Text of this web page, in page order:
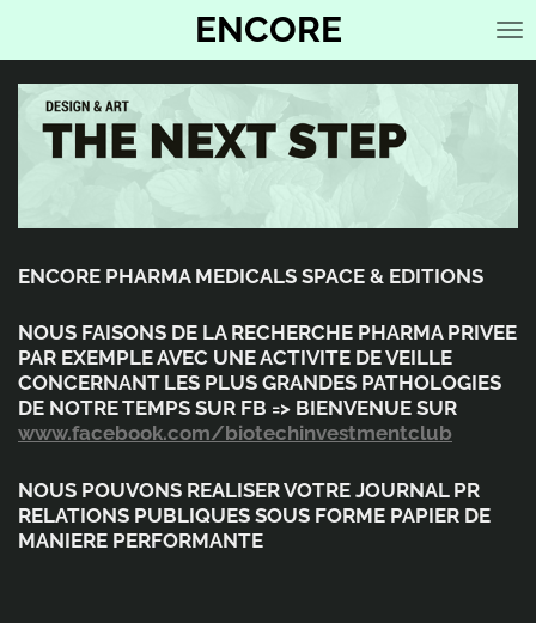
principal
ENCORE
ENCORE PHARMA MEDICALS SPACE & EDITIONS
NOUS FAISONS DE LA RECHERCHE PHARMA PRIVEE
PAR EXEMPLE AVEC UNE ACTIVITE DE VEILLE
CONCERNANT LES PLUS GRANDES PATHOLOGIES
DE NOTRE TEMPS SUR FB => BIENVENUE SUR
www.facebook.com/biotechinvestmentclub
NOUS POUVONS REALISER VOTRE JOURNAL PR
RELATIONS PUBLIQUES SOUS FORME PAPIER DE
MANIERE PERFORMANTE